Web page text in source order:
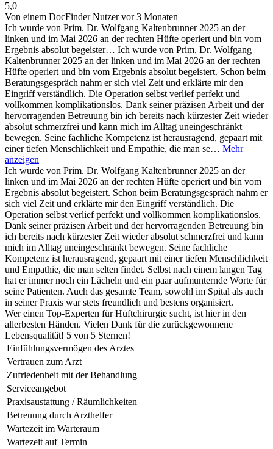
5,0
Von einem DocFinder Nutzervor 3 Monaten
Ich wurde von Prim. Dr. Wolfgang Kaltenbrunner 2025 an der
linken und im Mai 2026 an der rechten Hüfte operiert und bin vom
Ergebnis absolut begeister… Ich wurde von Prim. Dr. Wolfgang
Kaltenbrunner 2025 an der linken und im Mai 2026 an der rechten
Hüfte operiert und bin vom Ergebnis absolut begeistert. Schon beim
Beratungsgespräch nahm er sich viel Zeit und erklärte mir den
Eingriff verständlich. Die Operation selbst verlief perfekt und
vollkommen komplikationslos. Dank seiner präzisen Arbeit und der
hervorragenden Betreuung bin ich bereits nach kürzester Zeit wieder
absolut schmerzfrei und kann mich im Alltag uneingeschränkt
bewegen. Seine fachliche Kompetenz ist herausragend, gepaart mit
einer tiefen Menschlichkeit und Empathie, die man se… Mehr
anzeigen
Ich wurde von Prim. Dr. Wolfgang Kaltenbrunner 2025 an der
linken und im Mai 2026 an der rechten Hüfte operiert und bin vom
Ergebnis absolut begeistert. Schon beim Beratungsgespräch nahm er
sich viel Zeit und erklärte mir den Eingriff verständlich. Die
Operation selbst verlief perfekt und vollkommen komplikationslos.
Dank seiner präzisen Arbeit und der hervorragenden Betreuung bin
ich bereits nach kürzester Zeit wieder absolut schmerzfrei und kann
mich im Alltag uneingeschränkt bewegen. Seine fachliche
Kompetenz ist herausragend, gepaart mit einer tiefen Menschlichkeit
und Empathie, die man selten findet. Selbst nach einem langen Tag
hat er immer noch ein Lächeln und ein paar aufmunternde Worte für
seine Patienten. Auch das gesamte Team, sowohl im Spital als auch
in seiner Praxis war stets freundlich und bestens organisiert.
Wer einen Top-Experten für Hüftchirurgie sucht, ist hier in den
allerbesten Händen. Vielen Dank für die zurückgewonnene
Lebensqualität! 5 von 5 Sternen!
Einfühlungsvermögen des Arztes
Vertrauen zum Arzt
Zufriedenheit mit der Behandlung
Serviceangebot
Praxisaustattung / Räumlichkeiten
Betreuung durch Arzthelfer
Wartezeit im Warteraum
Wartezeit auf Termin